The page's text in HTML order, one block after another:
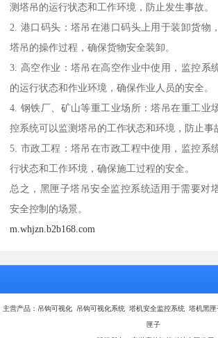
测塔吊的运行状态和工作环境，防止发生事故。
2. 港口码头：塔吊在港口码头上用于装卸货物
塔吊的操作过程，确保货物安全装卸。
3. 高空作业：塔吊在高空作业中使用，监控系
的运行状态和作业环境，确保作业人员的安全。
4. 钢铁厂、矿山等重工业场所：塔吊在重工业
控系统可以监测塔吊的工作状态和环境，防止事
5. 市政工程：塔吊在市政工程中使用，监控系
行状态和工作环境，确保施工过程的安全。
总之，黑匣子塔吊安全监控系统适用于需要对
安全控制的场景。
m.whjzn.b2b168.com
主营产品：吊钩可视化 吊钩可视化系统 塔机安全监控系统 塔机黑
匣子